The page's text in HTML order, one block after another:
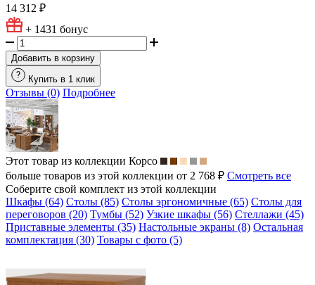
14 312 ₽
+ 1431 бонус
Добавить в корзину
Купить в 1 клик
Отзывы (0) Подробнее
Этот товар из коллекции Корсо
больше товаров из этой коллекции от 2 768 ₽ Смотреть все
Соберите свой комплект из этой коллекции
Шкафы (64) Столы (85) Столы эргономичные (65) Столы для
переговоров (20) Тумбы (52) Узкие шкафы (56) Стеллажи (45)
Приставные элементы (35) Настольные экраны (8) Остальная
комплектация (30) Товары с фото (5)